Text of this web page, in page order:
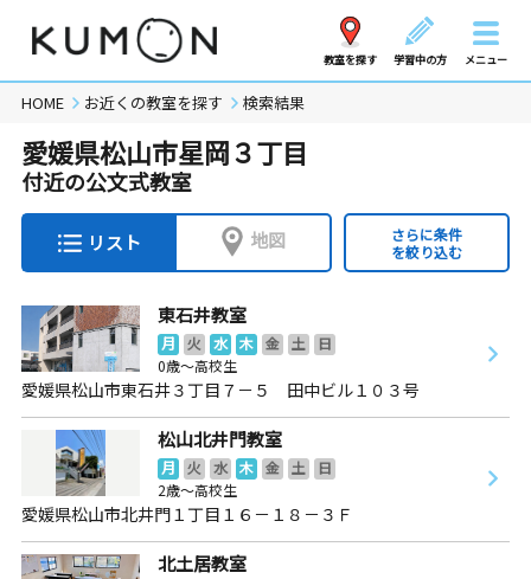
教室を探す 学習中の方 メニュー
HOME お近くの教室を探す 検索結果
愛媛県松山市星岡３丁目
付近の公文式教室
リスト 地図
さらに条件
を絞り込む
東石井教室
月 火 水 木 金 土
日
0歳～高校生
愛媛県松山市東石井３丁目７－５ 田中ビル１０３号
松山北井門教室
月 火 水 木 金 土
日
2歳～高校生
愛媛県松山市北井門１丁目１６－１８－３Ｆ
北土居教室